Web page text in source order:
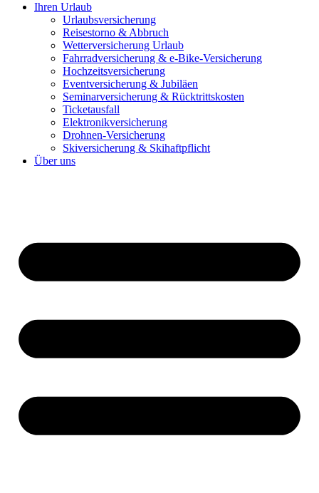
Ihren Urlaub
Urlaubsversicherung
Reisestorno & Abbruch
Wetterversicherung Urlaub
Fahrradversicherung & e-Bike-Versicherung
Hochzeitsversicherung
Eventversicherung & Jubiläen
Seminarversicherung & Rücktrittskosten
Ticketausfall
Elektronikversicherung
Drohnen-Versicherung
Skiversicherung & Skihaftpflicht
Über uns